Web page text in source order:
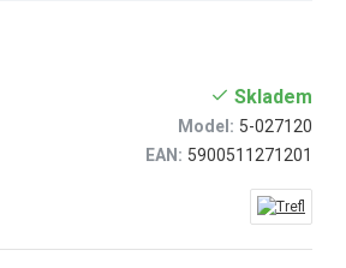
Skladem
Model: 5-027120
EAN: 5900511271201